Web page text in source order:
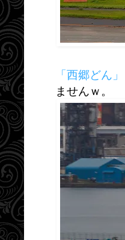
「西郷どん」
ませんｗ。